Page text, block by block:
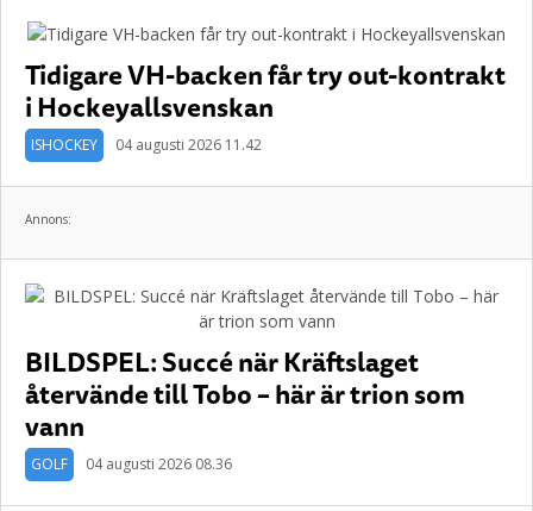
Tidigare VH-backen får try out-kontrakt
i Hockeyallsvenskan
ISHOCKEY 04 augusti 2026 11.42
Annons:
BILDSPEL: Succé när Kräftslaget
återvände till Tobo – här är trion som
vann
GOLF 04 augusti 2026 08.36